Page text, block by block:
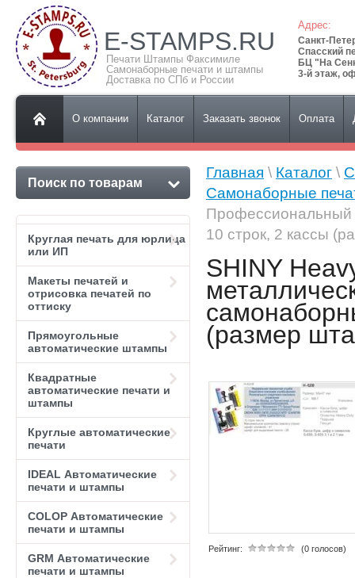
E-STAMPS.RU
Печати Штампы Факсимиле
Самонаборные печати и штампы
Доставка по СПб и России
Адрес:
Санкт-
Спасский
БЦ "На
3-й этаж,
О компании Каталог Заказать звонок Оплата
Поиск по товарам
Круглая печать для юрлица
или ИП
Макеты печатей и
отрисовка печатей по
оттиску
Прямоугольные
автоматические штампы
Квадратные
автоматические печати и
штампы
Круглые автоматические
печати
IDEAL Автоматические
печати и штампы
COLOP Автоматические
печати и штампы
GRM Автоматические
печати и штампы
Главная \ Каталог \
Самонаборные
Профессиональный
10 строк, 2 кассы
SHINY
(размер
Рейтинг: (0 голосов)